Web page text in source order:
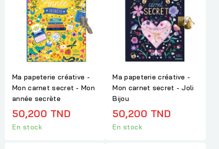
Ma papeterie créative -
Mon carnet secret - Mon
année secrète
50,200 TND
En stock
Ma papeterie créative -
Mon carnet secret - Joli
Bijou
50,200 TND
En stock